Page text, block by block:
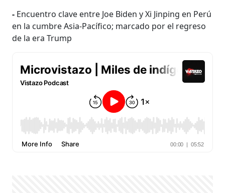
- Encuentro clave entre Joe Biden y Xi Jinping en Perú
en la cumbre Asia-Pacífico; marcado por el regreso
de la era Trump